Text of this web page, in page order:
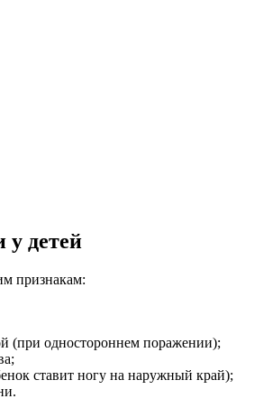
детей
признакам:
(при одностороннем поражении);
ставит ногу на наружный край);